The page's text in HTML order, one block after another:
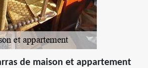
de maison et appartement